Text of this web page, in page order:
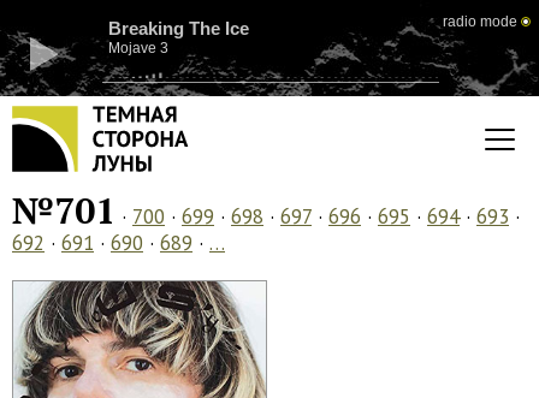
Breaking The Ice
Mojave 3
radio mode
№701 · 700 · 699 · 698 · 697 · 696 · 695 · 694· 693 ·
692 · 691 · 690 · 689 · …